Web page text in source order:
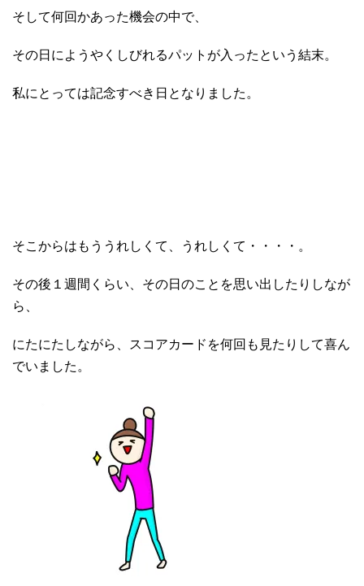
そして何回かあった機会の中で、
その日にようやくしびれるパットが入ったという結末。
私にとっては記念すべき日となりました。
そこからはもううれしくて、うれしくて・・・・。
その後１週間くらい、その日のことを思い出したりしなが
ら、
にたにたしながら、スコアカードを何回も見たりして喜ん
でいました。